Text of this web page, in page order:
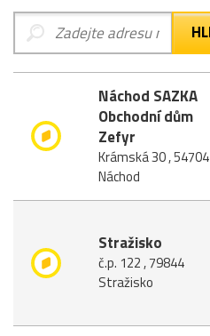
Náchod SAZKA
Obchodní dům
Zefyr
Krámská 30 , 54704
Náchod
Stražisko
č.p. 122 , 79844
Stražisko